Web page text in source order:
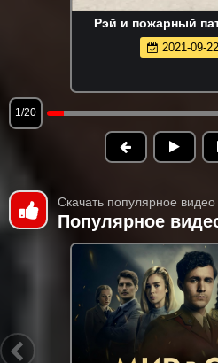
Рэй и пожарный
2021-09-
1/20
Скачать популярное видео
Популярное